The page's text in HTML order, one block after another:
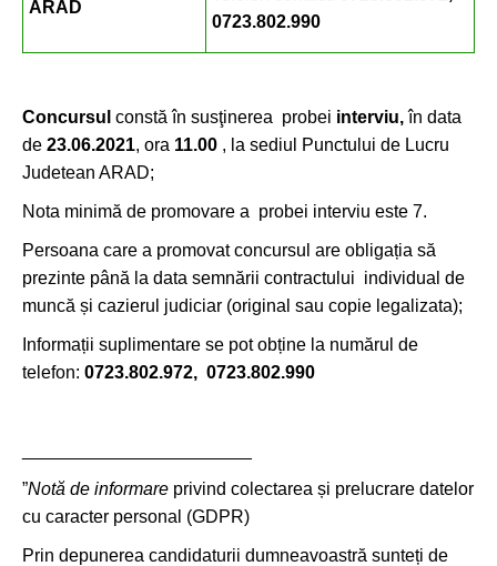
ARAD
0723.802.990
Concursul constă în susţinerea probei interviu,în data
de 23.06.2021, ora 11.00 , la sediul Punctului de Lucru
Judetean ARAD;
Nota minimă de promovare a probei interviu este 7.
Persoana care a promovat concursul are obligația să
prezinte până la data semnării contractului individual de
muncă și cazierul judiciar (original sau copie legalizata);
Informații suplimentare se pot obține la numărul de
telefon: 0723.802.972, 0723.802.990
”Notă de informare privind colectarea și prelucrare datelor
cu caracter personal (GDPR)
Prin depunerea candidaturii dumneavoastră sunteți de